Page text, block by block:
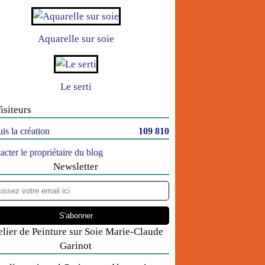
Aquarelle sur soie
Le serti
la création 109 810
le propriétaire du blog
Newsletter
de Peinture sur Soie Marie-Claude
Garinot